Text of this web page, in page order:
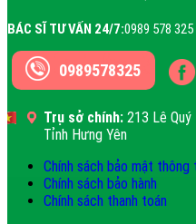
BÁC SĨ TƯ VẤN 24/7:0989 578 325
0989578325
Trụ sở chính: 213 Lê
Tỉnh Hưng Yên
Chính sách bảo mật thông
Chính sách bảo hành
Chính sách thanh toán